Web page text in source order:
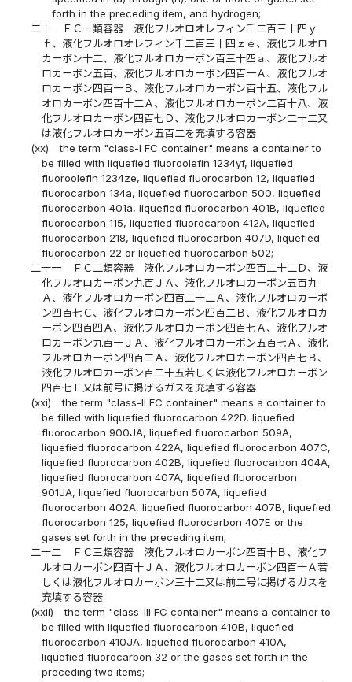
forth in the preceding item, and hydrogen;
二十
ＦＣ一類容器 液化フルオロオレフィン千二百三十四ｙ
ｆ、液化フルオロオレフィン千二百三十四ｚｅ、液化フルオロ
カーボン十二、液化フルオロカーボン百三十四ａ、液化フルオ
ロカーボン五百、液化フルオロカーボン四百一Ａ、液化フルオ
ロカーボン四百一Ｂ、液化フルオロカーボン百十五、液化フル
オロカーボン四百十二Ａ、液化フルオロカーボン二百十八、液
化フルオロカーボン四百七Ｄ、液化フルオロカーボン二十二又
は液化フルオロカーボン五百二を充填する容器
(xx)
the term "class-I FC container" means a container to
be filled with liquefied fluoroolefin 1234yf, liquefied
fluoroolefin 1234ze, liquefied fluorocarbon 12, liquefied
fluorocarbon 134a, liquefied fluorocarbon 500, liquefied
fluorocarbon 401a, liquefied fluorocarbon 401B, liquefied
fluorocarbon 115, liquefied fluorocarbon 412A, liquefied
fluorocarbon 218, liquefied fluorocarbon 407D, liquefied
fluorocarbon 22 or liquefied fluorocarbon 502;
二十一
ＦＣ二類容器 液化フルオロカーボン四百二十二Ｄ、液
化フルオロカーボン九百ＪＡ、液化フルオロカーボン五百九
Ａ、液化フルオロカーボン四百二十二Ａ、液化フルオロカーボ
ン四百七Ｃ、液化フルオロカーボン四百二Ｂ、液化フルオロカ
ーボン四百四Ａ、液化フルオロカーボン四百七Ａ、液化フルオ
ロカーボン九百一ＪＡ、液化フルオロカーボン五百七Ａ、液化
フルオロカーボン四百二Ａ、液化フルオロカーボン四百七Ｂ、
液化フルオロカーボン百二十五若しくは液化フルオロカーボン
四百七Ｅ又は前号に掲げるガスを充填する容器
(xxi)
the term "class-II FC container" means a container to
be filled with liquefied fluorocarbon 422D, liquefied
fluorocarbon 900JA, liquefied fluorocarbon 509A,
liquefied fluorocarbon 422A, liquefied fluorocarbon 407C,
liquefied fluorocarbon 402B, liquefied fluorocarbon 404A,
liquefied fluorocarbon 407A, liquefied fluorocarbon
901JA, liquefied fluorocarbon 507A, liquefied
fluorocarbon 402A, liquefied fluorocarbon 407B, liquefied
fluorocarbon 125, liquefied fluorocarbon 407E or the
gases set forth in the preceding item;
二十二
ＦＣ三類容器 液化フルオロカーボン四百十Ｂ、液化フ
ルオロカーボン四百十ＪＡ、液化フルオロカーボン四百十Ａ若
しくは液化フルオロカーボン三十二又は前二号に掲げるガスを
充填する容器
(xxii)
the term "class-III FC container" means a container to
be filled with liquefied fluorocarbon 410B, liquefied
fluorocarbon 410JA, liquefied fluorocarbon 410A,
liquefied fluorocarbon 32 or the gases set forth in the
preceding two items;